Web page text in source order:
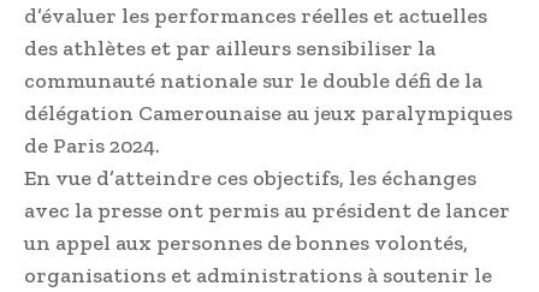
d’évaluer les performances réelles et actuelles
des athlètes et par ailleurs sensibiliser la
communauté nationale sur le double défi de la
délégation Camerounaise au jeux paralympiques
de Paris 2024.
En vue d’atteindre ces objectifs, les échanges
avec la presse ont permis au président de lancer
un appel aux personnes de bonnes volontés,
organisations et administrations à soutenir le